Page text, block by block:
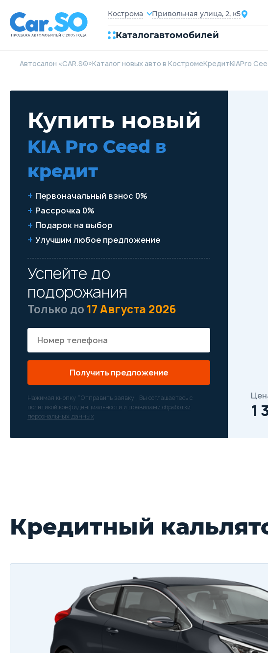
Кострома Привольная улица, 2, к5
Каталогавтомобилей
Автосалон «CAR.SO»Каталог новых авто в КостромеКредитKIAPro
Купить новый
KIA Pro Ceed в
кредит
Первоначальный взнос 0%
Рассрочка 0%
Подарок на выбор
Улучшим любое предложение
Успейте до
подорожания
Только до 17 Августа 2026
Получить предложение
Нажимая кнопку “Отправить заявку”, Вы соглашаетесь с
политикой конфиденциальности и правилами обработки
персональных данных
1
Кредитный